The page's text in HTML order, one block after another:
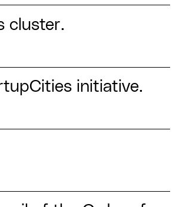
cluster.
initiative.